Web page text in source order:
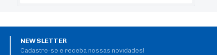
NEWSLETTER
Cadastre-se e receba nossas novidades!